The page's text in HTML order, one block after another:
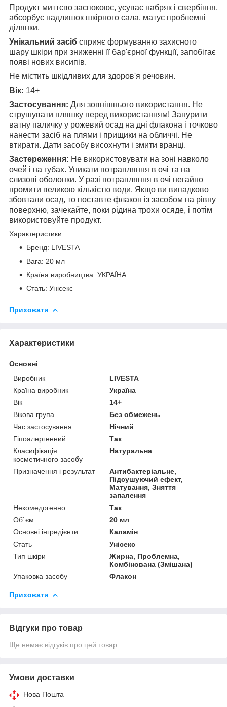
Продукт миттєво заспокоює, усуває набряк і свербіння,
абсорбує надлишок шкірного сала, матує проблемні
ділянки.
Унікальний засіб сприяє формуванню захисного
шару шкіри при зниженні її бар'єрної функції, запобігає
появі нових висипів.
Не містить шкідливих для здоров'я речовин.
Вік: 14+
Застосування: Для зовнішнього використання. Не
струшувати пляшку перед використанням! Занурити
ватну паличку у рожевий осад на дні флакона і точково
нанести засiб на плями і прищики на обличчі. Не
втирати. Дати засобу висохнути і змити вранці.
Застереження: Не використовувати на зоні навколо
очей і на губах. Уникати потрапляння в очі та на
слизові оболонки. У разі потрапляння в очі негайно
промити великою кількістю води. Якщо ви випадково
збовтали осад, то поставте флакон із засобом на рівну
поверхню, зачекайте, поки рідина трохи осяде, і потім
використовуйте продукт.
Характеристики
Бренд: LIVESTA
Вага: 20 мл
Країна виробництва: УКРАЇНА
Стать: Унісекс
Приховати
Характеристики
Основні
Виробник
LIVESTA
Країна виробник
Україна
Вік
14+
Вікова група
Без обмежень
Час застосування
Нічний
Гіпоалергенний
Так
Класифікація
косметичного засобу
Натуральна
Призначення і результат
Антибактеріальне,
Підсушуючий ефект,
Матування, Зняття
запалення
Некомедогенно
Так
Об`єм
20 мл
Основні інгредієнти
Каламін
Стать
Унісекс
Тип шкіри
Жирна, Проблемна,
Комбінована (Змішана)
Упаковка засобу
Флакон
Приховати
Відгуки про товар
Ще немає відгуків про цей товар
Умови доставки
Нова Пошта